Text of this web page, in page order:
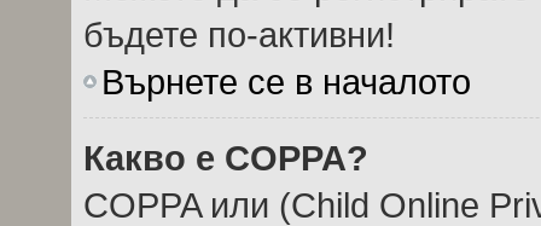
бъдете по-активни!
Върнете се в началото
Какво е COPPA?
COPPA или (Child Online